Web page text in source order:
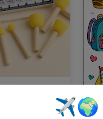
🌍✈️ספוג ו־12 צבעים